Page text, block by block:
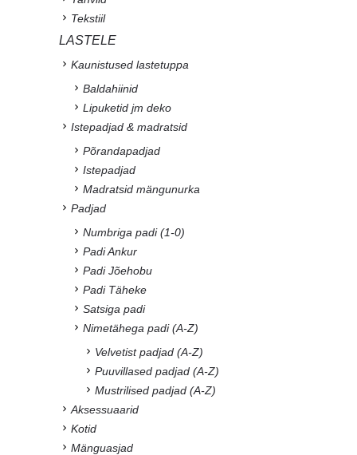
Tekstiil
LASTELE
Kaunistused lastetuppa
Baldahiinid
Lipuketid jm deko
Istepadjad & madratsid
Põrandapadjad
Istepadjad
Madratsid mängunurka
Padjad
Numbriga padi (1-0)
Padi Ankur
Padi Jõehobu
Padi Täheke
Satsiga padi
Nimetähega padi (A-Z)
Velvetist padjad (A-Z)
Puuvillased padjad (A-Z)
Mustrilised padjad (A-Z)
Aksessuaarid
Kotid
Mänguasjad